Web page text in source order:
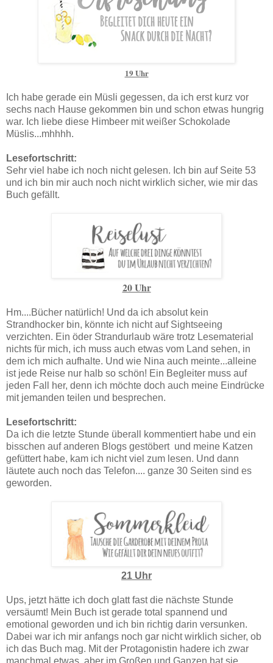
19 Uhr
Ich habe gerade ein Müsli gegessen, da ich erst kurz vor
sechs nach Hause gekommen bin und schon etwas hungrig
war. Ich liebe diese Himbeer mit weißer Schokolade
Müslis...mhhhh.
Lesefortschritt:
Sehr viel habe ich noch nicht gelesen. Ich bin auf Seite 53
und ich bin mir auch noch nicht wirklich sicher, wie mir das
Buch gefällt.
20 Uhr
Hm....Bücher natürlich! Und da ich absolut kein
Strandhocker bin, könnte ich nicht auf Sightseeing
verzichten. Ein öder Strandurlaub wäre trotz Lesematerial
nichts für mich, ich muss auch etwas vom Land sehen, in
dem ich mich aufhalte. Und wie Nina auch meinte...alleine
ist jede Reise nur halb so schön! Ein Begleiter muss auf
jeden Fall her, denn ich möchte doch auch meine Eindrücke
mit jemanden teilen und besprechen.
Lesefortschritt:
Da ich die letzte Stunde überall kommentiert habe und ein
bisschen auf anderen Blogs gestöbert und meine Katzen
gefüttert habe, kam ich nicht viel zum lesen. Und dann
läutete auch noch das Telefon.... ganze 30 Seiten sind es
geworden.
21 Uhr
Ups, jetzt hätte ich doch glatt fast die nächste Stunde
versäumt! Mein Buch ist gerade total spannend und
emotional geworden und ich bin richtig darin versunken.
Dabei war ich mir anfangs noch gar nicht wirklich sicher, ob
ich das Buch mag. Mit der Protagonistin hadere ich zwar
manchmal etwas, aber im Großen und Ganzen hat sie